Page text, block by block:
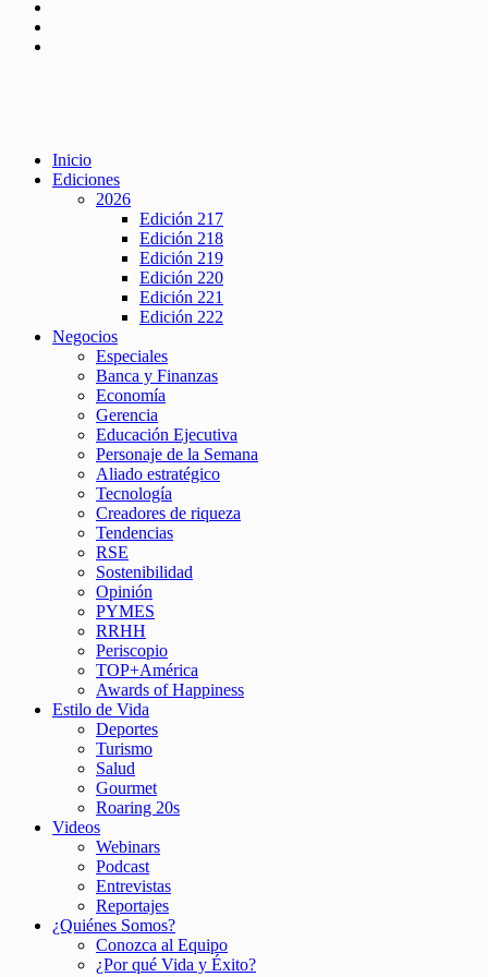
Inicio
Ediciones
2026
Edición 217
Edición 218
Edición 219
Edición 220
Edición 221
Edición 222
Negocios
Especiales
Banca y Finanzas
Economía
Gerencia
Educación Ejecutiva
Personaje de la Semana
Aliado estratégico
Tecnología
Creadores de riqueza
Tendencias
RSE
Sostenibilidad
Opinión
PYMES
RRHH
Periscopio
TOP+América
Awards of Happiness
Estilo de Vida
Deportes
Turismo
Salud
Gourmet
Roaring 20s
Videos
Webinars
Podcast
Entrevistas
Reportajes
¿Quiénes Somos?
Conozca al Equipo
¿Por qué Vida y Éxito?